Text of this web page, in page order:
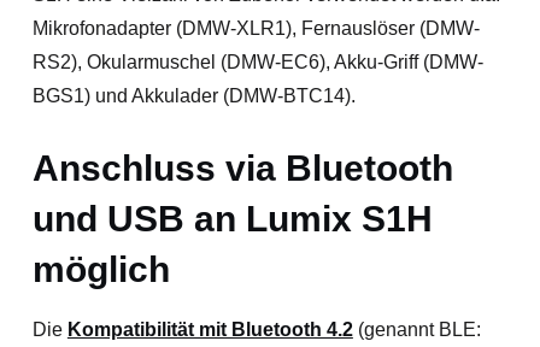
Mikrofonadapter (DMW-XLR1), Fernauslöser (DMW-
RS2), Okularmuschel (DMW-EC6), Akku-Griff (DMW-
BGS1) und Akkulader (DMW-BTC14).
Anschluss via Bluetooth
und USB an Lumix S1H
möglich
Die Kompatibilität mit Bluetooth 4.2(genannt BLE: